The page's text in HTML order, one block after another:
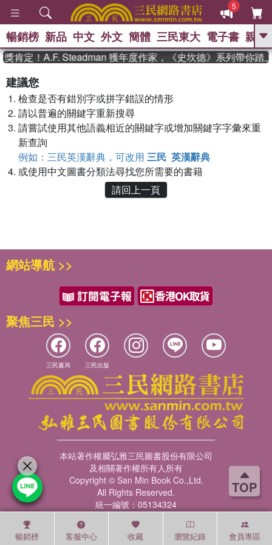
TOP
5
GO
史是一群喵 、
獎 臺灣漫遊錄
登輝時代 、 數學女孩：黎曼猜想 、
暢銷榜 新品 中文 外文 簡體 三民東大 電子書 親子
肯定！A.F. Steadman 獲年度作家，《史坎德》系列帶你踏
建議您
檢查是否有錯別字或拼字錯誤的情形
請以普遍的關鍵字重新搜尋
請嘗試使用其他語義相近的關鍵字或增加關鍵字字彙來重
新查詢
例如：三民英漢辭典，可改用 三民 英漢辭典
或使用中文圖書分類法尋找您所需要的書籍
請回上一頁
暢銷榜 客服中心 收藏 瀏覽紀錄 會員專區
網站導航 >>
聚焦三民 >>
三民書局 三民出版
本站著作權屬弘雅三民圖書股份有限公司
及相關著作權所有人所有
Copyright © San Min Book Co.,Ltd.
All Rights Reserved.
統一編號：05134324